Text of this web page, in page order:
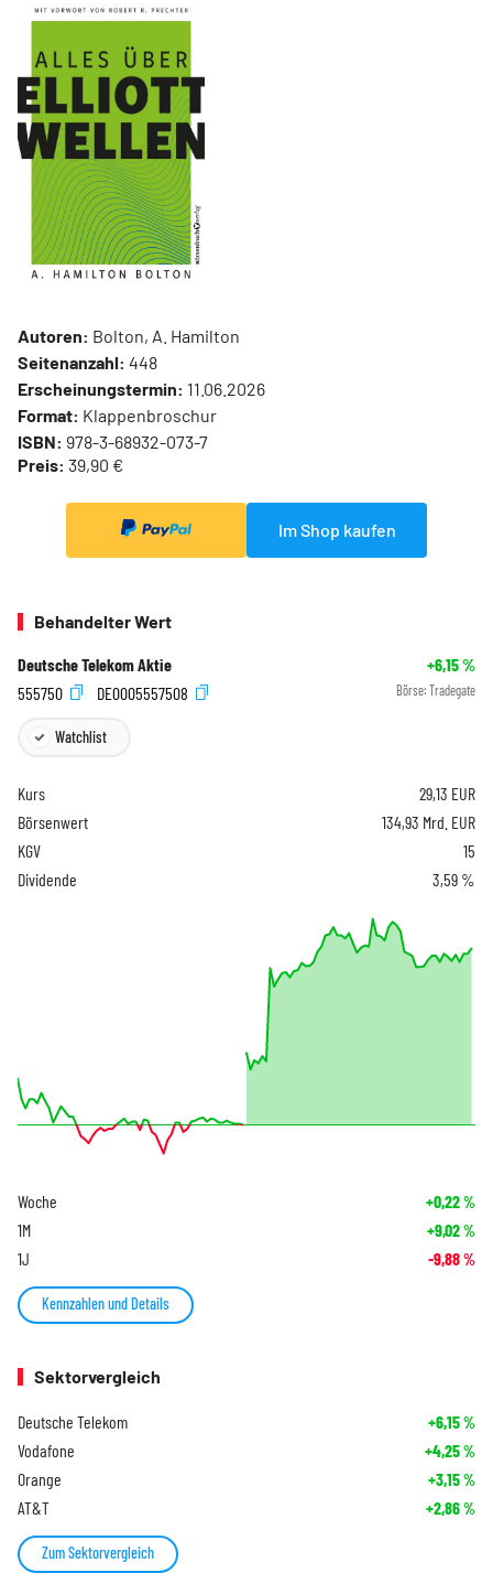
Autoren: Bolton, A. Hamilton
Seitenanzahl: 448
Erscheinungstermin: 11.06.2026
Format: Klappenbroschur
ISBN: 978-3-68932-073-7
Preis: 39,90 €
Im Shop kaufen
Behandelter Wert
Deutsche Telekom Aktie +6,15%
555750
DE0005557508 Börse: Tradegate
Watchlist
Kurs 29,13 EUR
Börsenwert
134,93 Mrd. EUR
KGV
15
Dividende
3,59 %
Woche +0,22%
1M +9,02%
1J -9,88%
Kennzahlen und Details
Sektorvergleich
Deutsche Telekom +6,15%
Vodafone +4,25%
Orange +3,15%
AT&T +2,86%
Zum Sektorvergleich